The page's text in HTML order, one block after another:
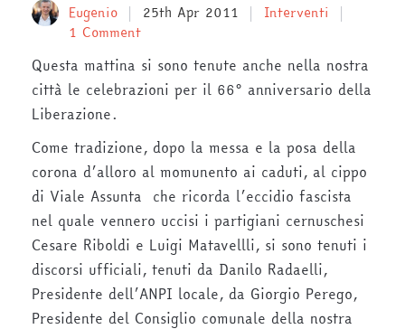
Eugenio 25th Apr 2011
Interventi
1 Comment
Questa mattina si sono tenute anche nella nostra
città le celebrazioni per il 66° anniversario della
Liberazione.
Come tradizione, dopo la messa e la posa della
corona d’alloro al momunento ai caduti, al cippo
di Viale Assunta che ricorda l’eccidio fascista
nel quale vennero uccisi i partigiani cernuschesi
Cesare Riboldi e Luigi Matavellli, si sono tenuti i
discorsi ufficiali, tenuti da Danilo Radaelli,
Presidente dell’ANPI locale, da Giorgio Perego,
Presidente del Consiglio comunale della nostra